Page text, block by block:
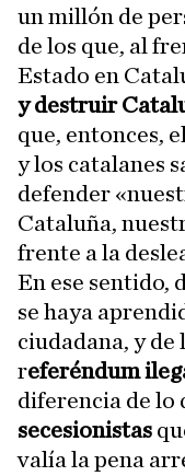
un millón de
de los que, al
Estado en
y destruir
que, entonces,
y los catalanes
defender
Cataluña,
frente a la
En ese sentido,
se haya
ciudadana, y de
referéndum
diferencia de lo
secesionistas
valía la pena